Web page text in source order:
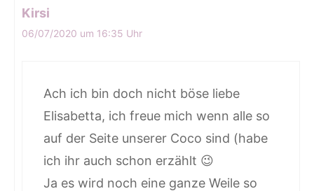
Kirsi
06/07/2020 um 16:35 Uhr
Ach ich bin doch nicht böse liebe
Elisabetta, ich freue mich wenn alle so
auf der Seite unserer Coco sind (habe
ich ihr auch schon erzählt 😉
Ja es wird noch eine ganze Weile so